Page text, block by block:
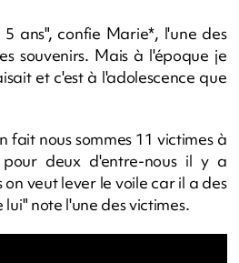
ans", confie Marie*, l'une des
souvenirs. Mais à l'époque je
et c'est à l'adolescence que
fait nous sommes 11 victimes à
deux d'entre-nous il y a
veut lever le voile car il a des
note l'une des victimes.